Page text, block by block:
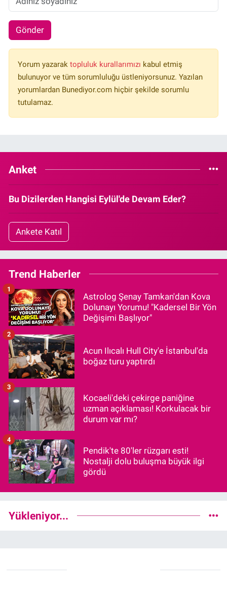
Gönder
Yorum yazarak topluluk kurallarımızı kabul etmiş
bulunuyor ve tüm sorumluluğu üstleniyorsunuz. Yazılan
yorumlardan Bunediyor.com hiçbir şekilde sorumlu
tutulamaz.
Anket
Bu Dizilerden Hangisi Eylül'de Devam Eder?
Ankete Katıl
Trend Haberler
Astrolog Şenay Tamkan'dan Kova
Dolunayı Yorumu! "Kadersel Bir Yön
Değişimi Başlıyor"
1
Acun Ilıcalı Hull City'e İstanbul'da
boğaz turu yaptırdı
2
Kocaeli'deki çekirge paniğine
uzman açıklaması! Korkulacak bir
durum var mı?
3
Pendik'te 80'ler rüzgarı esti!
Nostalji dolu buluşma büyük ilgi
gördü
4
Yükleniyor...